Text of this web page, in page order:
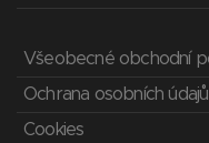
Všeobecné obchodní
Ochrana osobních údajů
Cookies